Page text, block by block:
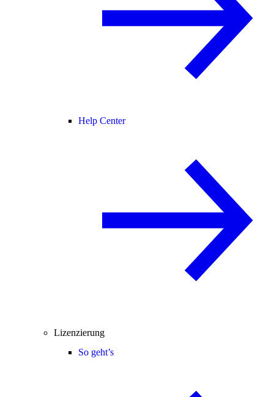
Help Center
Lizenzierung
So geht’s